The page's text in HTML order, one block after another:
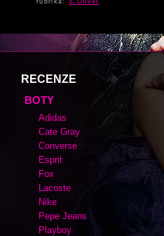
rubrika: S.Oliver
RECENZE
BOTY
Adidas
Cate Gray
Converse
Esprit
Fox
Lacoste
Nike
Pepe Jeans
Playboy